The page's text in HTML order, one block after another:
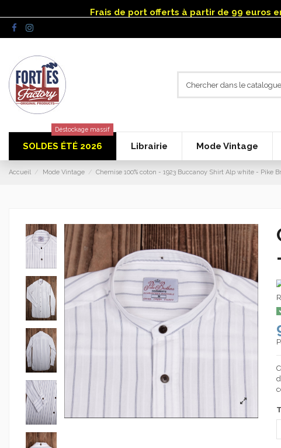
Frais de port offerts à partir de 99 euros
SOLDES ÉTÉ 2026
Déstockage massif
Librairie Mode Vintage
Accueil Mode Vintage Chemise 100% coton - 1923 Buccanoy Shirt Alp white - Pike